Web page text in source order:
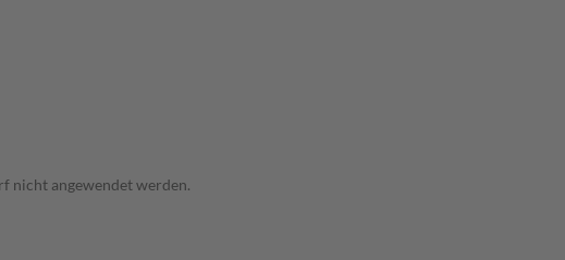
nicht angewendet werden.